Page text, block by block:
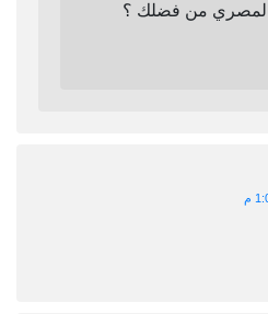
بالمصري من فضلك ؟